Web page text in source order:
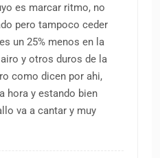
es marcar ritmo, no
pero tampoco ceder
un 25% menos en la
y otros duros de la
como dicen por ahi,
hora y estando bien
va a cantar y muy